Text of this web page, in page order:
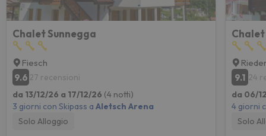
Chalet Sunnegga
Fiesch
9.6 27 recensioni
da 13/12/26 a 17/12/26 (4 notti)
3 giorni con Skipass a Aletsch Arena
Solo Alloggio
9.1 24
da 06/
4 giorni
Solo